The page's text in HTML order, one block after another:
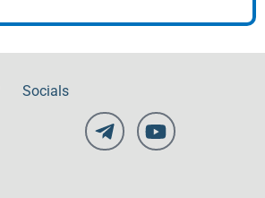
Socials